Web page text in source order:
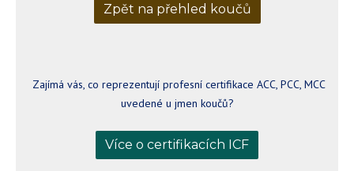
Zpět na přehled koučů
Zajímá vás, co reprezentují profesní certifikace ACC, PCC, MCC
uvedené u jmen koučů?
Více o certifikacích ICF